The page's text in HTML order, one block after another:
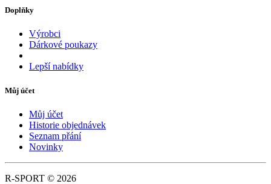
Doplňky
Výrobci
Dárkové poukazy
Lepší nabídky
Můj účet
Můj účet
Historie objednávek
Seznam přání
Novinky
R-SPORT © 2026